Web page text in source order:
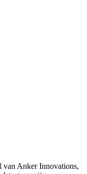
van Anker Innovations,